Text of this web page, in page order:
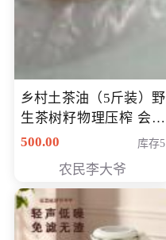
乡村土茶油（5斤装）野
生茶树籽物理压榨 会员
专享价400元
500.00 库存5
农民李大爷